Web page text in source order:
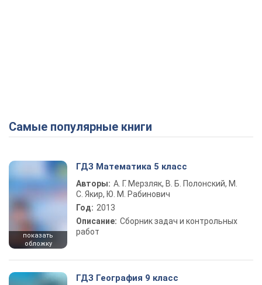
Самые популярные книги
показать
обложку
ГДЗ Математика 5 класс
Авторы: А. Г. Мерзляк, В. Б. Полонский, М.
С. Якир, Ю. М. Рабинович
Год: 2013
Описание: Сборник задач и контрольных
работ
ГДЗ География 9 класс